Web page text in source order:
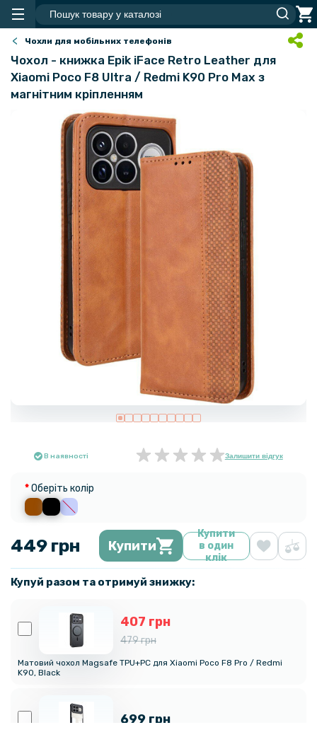
Чохли для мобільних телефонів
Чохол - книжка Epik iFace Retro Leather для
Xiaomi Poco F8 Ultra / Redmi K90 Pro Max з
магнітним кріпленням
В наявності Залишити відгук
Оберіть колір
449 грн Купити
Купити
в один
клік
Купуй разом та отримуй знижку:
407 грн
479 грн
Матовий чохол Magsafe TPU+PC для Xiaomi Poco F8 Pro / Redmi
K90, Black
699 грн